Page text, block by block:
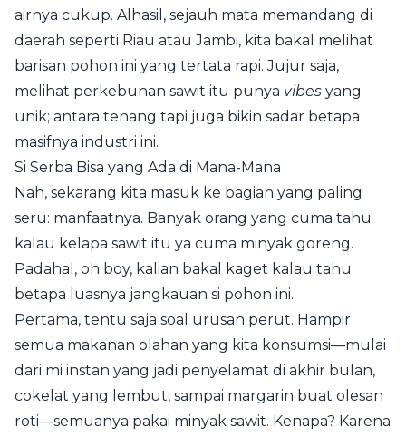
airnya cukup. Alhasil, sejauh mata memandang di
daerah seperti Riau atau Jambi, kita bakal melihat
barisan pohon ini yang tertata rapi. Jujur saja,
melihat perkebunan sawit itu punya vibes yang
unik; antara tenang tapi juga bikin sadar betapa
masifnya industri ini.
Si Serba Bisa yang Ada di Mana-Mana
Nah, sekarang kita masuk ke bagian yang paling
seru: manfaatnya. Banyak orang yang cuma tahu
kalau kelapa sawit itu ya cuma minyak goreng.
Padahal, oh boy, kalian bakal kaget kalau tahu
betapa luasnya jangkauan si pohon ini.
Pertama, tentu saja soal urusan perut. Hampir
semua makanan olahan yang kita konsumsi—mulai
dari mi instan yang jadi penyelamat di akhir bulan,
cokelat yang lembut, sampai margarin buat olesan
roti—semuanya pakai minyak sawit. Kenapa? Karena